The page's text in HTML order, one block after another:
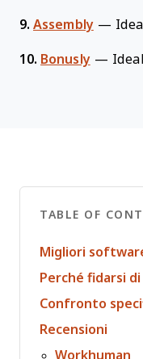
9. Assembly —
10. Bonusly —
TABLE OF
Migliori
Perché fidarsi di
Confronto
Recensioni
Workhuman